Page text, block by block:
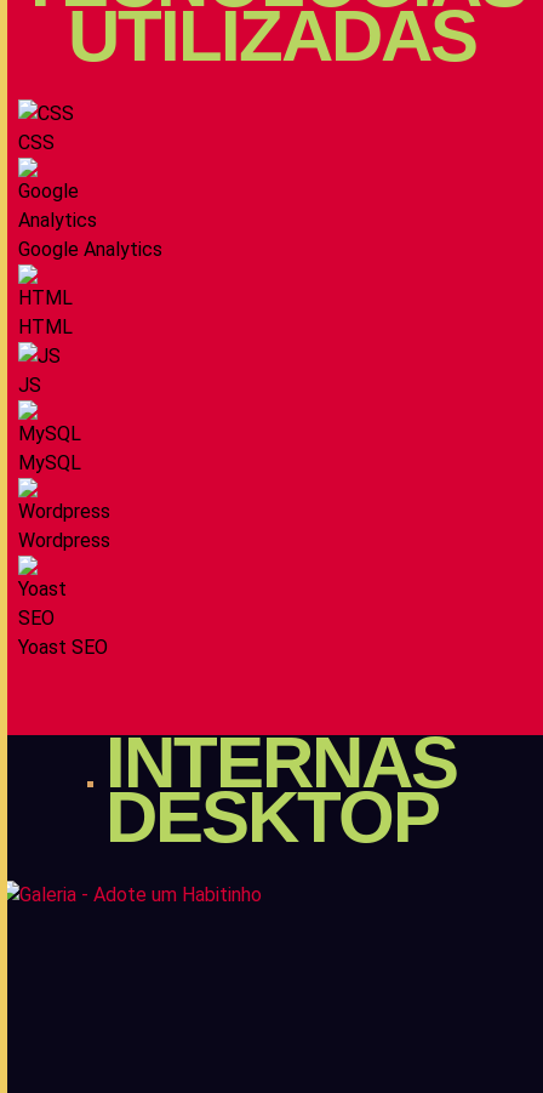
UTILIZADAS
CSS
Google Analytics
HTML
JS
MySQL
Wordpress
Yoast SEO
INTERNAS
DESKTOP